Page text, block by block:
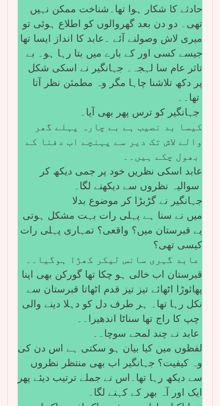
حادثے کا شکار ہوا تھا۔شناخت ممکن نہیں
تھی۔ دو دن بعد گھروالوں کو اطلاع ہوئی تو
میری لاش وصولنے آئے ۔عابد کا انداز ایسا تھا
جیسے کسی اور کے بارے میں بتا رہا ہو۔ بے
تاثر عام سا لہجہ۔ جہانگیر نے اسکی شکل
پر دکھ تلاشنا چاہا مگر وہ مطمئن نظر آتا
کیسا بد نصیب ہے بے چارہ پہلے گھر
والے لاش تک دیر سے پہنچے اب دفنا کے
عابد اسکی نظریں خود پر جمی دیکھ کر
جہانگیر نے گڑبڑا کر موضوع بدلا
میں نے سنا ہے پہلی رات بہت مشکل ہوتی
یے قبرستان میں؟ واقعی؟ تمہاری پہلی رات
کیسی تھی؟
قبرستان اب خالی ہو چکا تھا گورکن بھی اپنا
پھائوڑا اٹھائے تیز تیز قدم اٹھاتا قبرستان سے
نکل رہا تھا۔ ہر طرف دل کو دہلا دینے والی
لفظوں میں کیا بیان ہو سکتی ہے اس دن کی
وہ کیفیت؟ جہانگیر اب بھی منتظر نظروں
سے دیکھ رہا تھا۔اس نے جملے ترتیب دیئے پھر
ایک اور آہ بھر کے کہنے لگا۔